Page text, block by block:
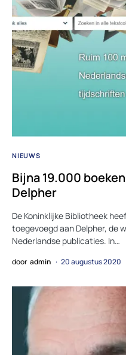
NIEUWS
Bijna 19.000
Delpher
De Koninklijke Bibliotheek
toegevoegd aan Delpher, de
Nederlandse publicaties. In…
door admin 20 augustus 2020